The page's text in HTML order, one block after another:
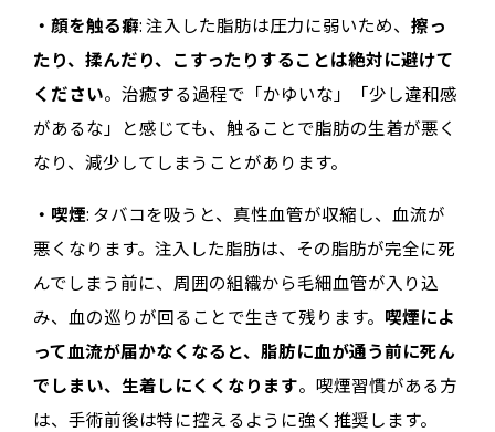
・顔を触る癖: 注入した脂肪は圧力に弱いため、 擦っ
たり、揉んだり、こすったりすることは絶対に避けて
ください。治癒する過程で「かゆいな」「少し違和感
があるな」と感じても、触ることで脂肪の生着が悪く
なり、減少してしまうことがあります。
・喫煙: タバコを吸うと、真性血管が収縮し、血流が
悪くなります。注入した脂肪は、その脂肪が完全に死
んでしまう前に、周囲の組織から毛細血管が入り込
み、血の巡りが回ることで生きて残ります。 喫煙によ
って血流が届かなくなると、脂肪に血が通う前に死ん
でしまい、生着しにくくなります。喫煙習慣がある方
は、手術前後は特に控えるように強く推奨します。